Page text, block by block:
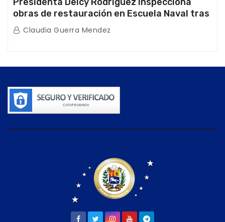
obras de restauración en Escuela Naval tras
afectaciones sísmicas en La Guaira
Claudia Guerra Mendez